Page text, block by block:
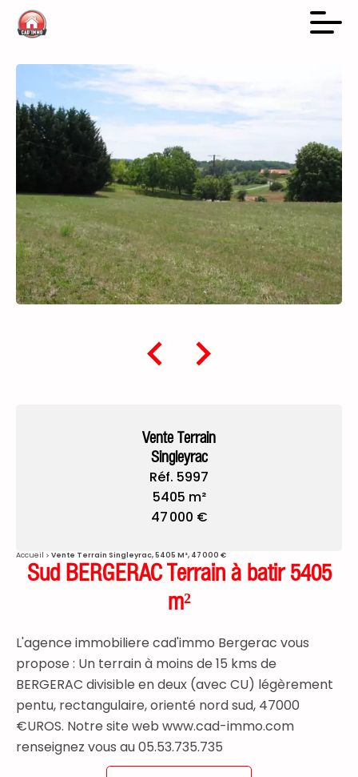
Vente Terrain
Singleyrac
Réf. 5997
5405 m²
47 000 €
Accueil Vente Terrain Singleyrac, 5405 M², 47 000 €
Sud BERGERAC Terrain à batir 5405
m²
L'agence immobiliere cad'immo Bergerac vous
propose : Un terrain à moins de 15 kms de
BERGERAC divisible en deux (avec CU) légèrement
pentu, rectangulaire, orienté nord sud, 47000
€UROS. Notre site web www.cad-immo.com
renseignez vous au 05.53.735.735